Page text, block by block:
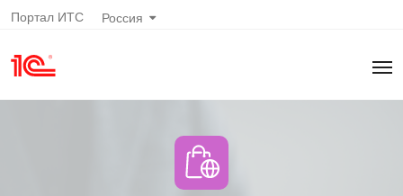
Портал ИТС Россия